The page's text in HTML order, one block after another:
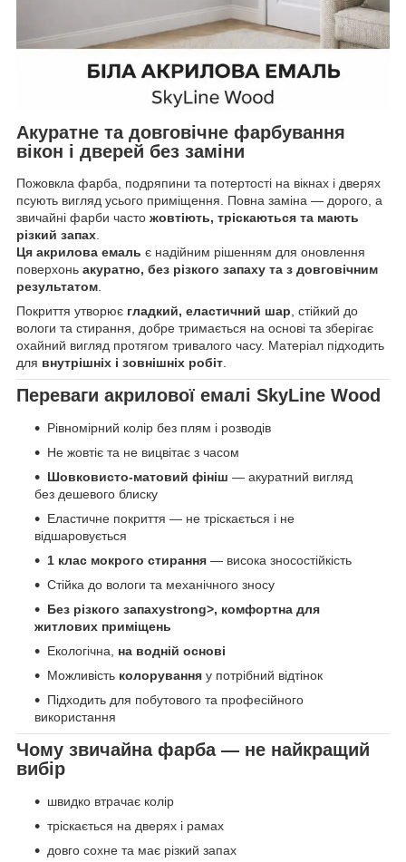
Акуратне та довговічне фарбування
вікон і дверей без заміни
Пожовкла фарба, подряпини та потертості на вікнах і дверях
псують вигляд усього приміщення. Повна заміна — дорого, а
звичайні фарби часто жовтіють, тріскаються та мають
різкий запах.
Ця акрилова емаль є надійним рішенням для оновлення
поверхонь акуратно, без різкого запаху та з довговічним
результатом.
Покриття утворює гладкий, еластичний шар, стійкий до
вологи та стирання, добре тримається на основі та зберігає
охайний вигляд протягом тривалого часу. Матеріал підходить
для внутрішніх і зовнішніх робіт.
Переваги акрилової емалі SkyLine Wood
Рівномірний колір без плям і розводів
Не жовтіє та не вицвітає з часом
Шовковисто-матовий фініш — акуратний вигляд
без дешевого блиску
Еластичне покриття — не тріскається і не
відшаровується
1 клас мокрого стирання — висока зносостійкість
Стійка до вологи та механічного зносу
Без різкого запахуstrong>, комфортна для
житлових приміщень
Екологічна, на водній основі
Можливість колорування у потрібний відтінок
Підходить для побутового та професійного
використання
Чому звичайна фарба — не найкращий
вибір
швидко втрачає колір
тріскається на дверях і рамах
довго сохне та має різкий запах